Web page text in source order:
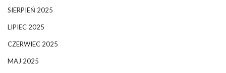
SIERPIEŃ 2025
LIPIEC 2025
CZERWIEC 2025
MAJ 2025